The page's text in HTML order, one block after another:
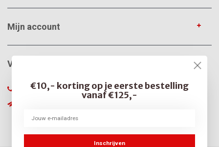
Mijn account
VerfonlineXL
085-0666375
€10,- korting op je eerste bestelling
vanaf €125,-
Inschrijven